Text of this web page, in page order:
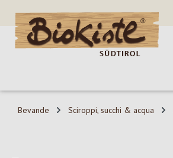
al contenuto principale
Salta alla ricerca
Passa alla navigazione principale
Bevande Sciroppi, succhi & acqua